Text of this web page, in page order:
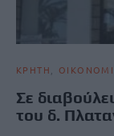
ΚΡΗΤΗ
Σε
του δ.